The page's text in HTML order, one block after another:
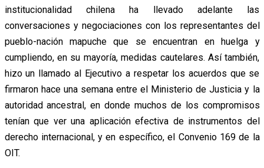
institucionalidad chilena ha llevado adelante las
conversaciones y negociaciones con los representantes del
pueblo-nación mapuche que se encuentran en huelga y
cumpliendo, en su mayoría, medidas cautelares. Así también,
hizo un llamado al Ejecutivo a respetar los acuerdos que se
firmaron hace una semana entre el Ministerio de Justicia y la
autoridad ancestral, en donde muchos de los compromisos
tenían que ver una aplicación efectiva de instrumentos del
derecho internacional, y en específico, el Convenio 169 de la
OIT.